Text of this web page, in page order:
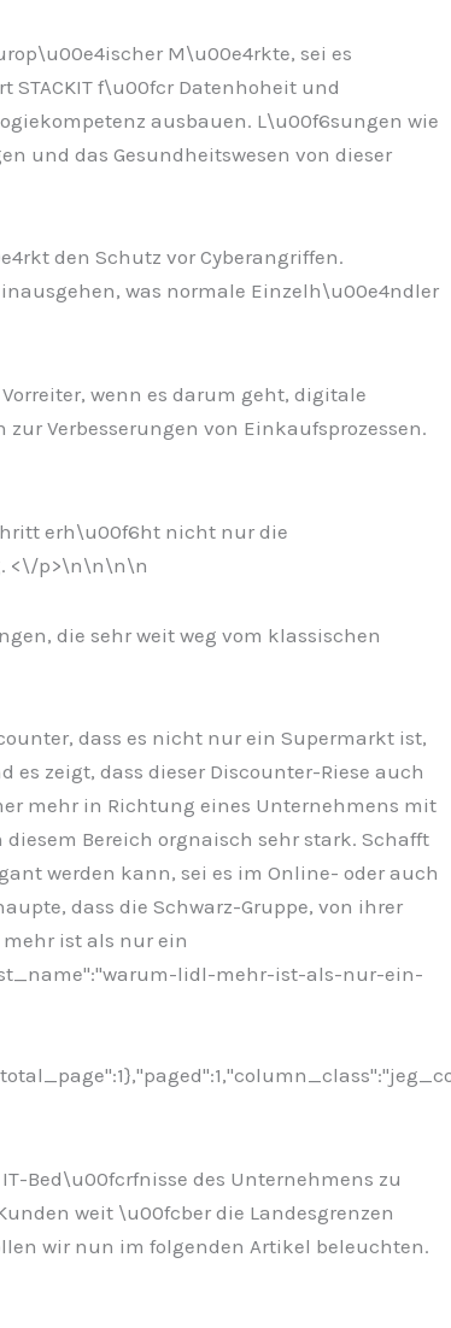
M\u00e4rkte, sei es
f\u00fcr Datenhoheit und
ausbauen. L\u00f6sungen wie
und das Gesundheitswesen von dieser
den Schutz vor Cyberangriffen.
was normale Einzelh\u00e4ndler
wenn es darum geht, digitale
Verbesserungen von Einkaufsprozessen.
erh\u00f6ht nicht nur die
<\/p>\n\n\n\n
die sehr weit weg vom klassischen
dass es nicht nur ein Supermarkt ist,
zeigt, dass dieser Discounter-Riese auch
mehr in Richtung eines Unternehmens mit
Bereich orgnaisch sehr stark. Schafft
werden kann, sei es im Online- oder auch
dass die Schwarz-Gruppe, von ihrer
ist als nur ein
lidl-mehr-ist-als-nur-ein-
Bed\u00fcrfnisse des Unternehmens zu
weit \u00fcber die Landesgrenzen
wir nun im folgenden Artikel beleuchten.